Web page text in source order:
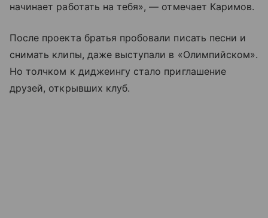
начинает работать на тебя», — отмечает Каримов.
После проекта братья пробовали писать песни и
снимать клипы, даже выступали в «Олимпийском».
Но толчком к диджеингу стало приглашение
друзей, открывших клуб.